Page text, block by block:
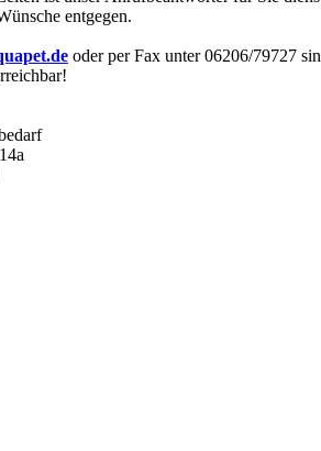
entgegen.
oder per Fax unter 06206/79727